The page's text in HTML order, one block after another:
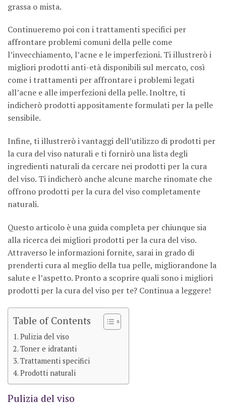
grassa o mista.
Continueremo poi con i trattamenti specifici per
affrontare problemi comuni della pelle come
l’invecchiamento, l’acne e le imperfezioni. Ti illustrerò i
migliori prodotti anti-età disponibili sul mercato, così
come i trattamenti per affrontare i problemi legati
all’acne e alle imperfezioni della pelle. Inoltre, ti
indicherò prodotti appositamente formulati per la pelle
sensibile.
Infine, ti illustrerò i vantaggi dell’utilizzo di prodotti per
la cura del viso naturali e ti fornirò una lista degli
ingredienti naturali da cercare nei prodotti per la cura
del viso. Ti indicherò anche alcune marche rinomate che
offrono prodotti per la cura del viso completamente
naturali.
Questo articolo è una guida completa per chiunque sia
alla ricerca dei migliori prodotti per la cura del viso.
Attraverso le informazioni fornite, sarai in grado di
prenderti cura al meglio della tua pelle, migliorandone la
salute e l’aspetto. Pronto a scoprire quali sono i migliori
prodotti per la cura del viso per te? Continua a leggere!
Table of Contents
Pulizia del viso
Toner e idratanti
Trattamenti specifici
Prodotti naturali
Pulizia del viso